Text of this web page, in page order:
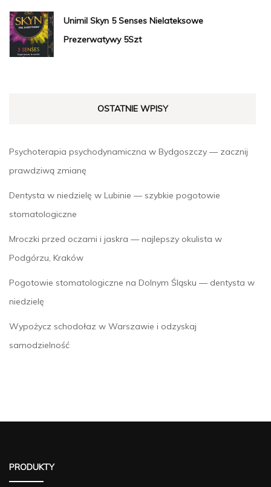
Unimil Skyn 5 Senses Nielateksowe
Prezerwatywy 5Szt
OSTATNIE WPISY
Psychoterapia psychodynamiczna w Bydgoszczy — zacznij
prawdziwą zmianę
Dentysta w niedzielę w Lubinie — szybkie pogotowie
stomatologiczne
Mroczki przed oczami i jaskra — najlepszy okulista w
Podgórzu, Kraków
Pogotowie stomatologiczne na Dolnym Śląsku — dentysta w
niedzielę
Wypożycz schodołaz w Warszawie i odzyskaj
samodzielność
PRODUKTY